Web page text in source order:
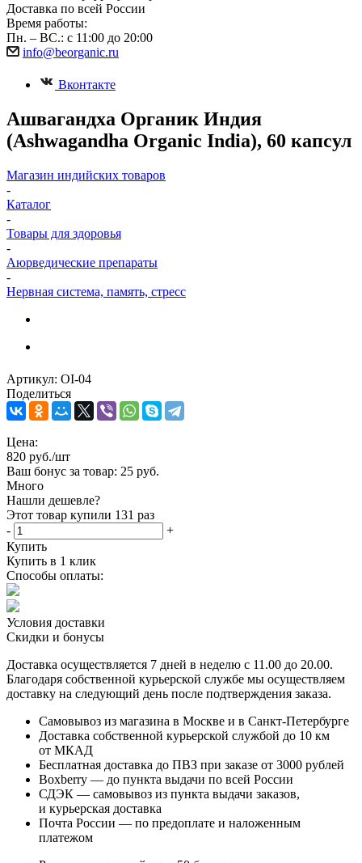
Доставка по всей России
Время работы:
Пн. – ВС.: с 11:00 до 20:00
info@beorganic.ru
Вконтакте
Ашвагандха Органик Индия
(Ashwagandha Organic India), 60 капсул
Магазин индийских товаров
-
Каталог
-
Товары для здоровья
-
Аюрведические препараты
-
Нервная система, память, стресс
Артикул: OI-04
Поделиться
Цена:
820 руб./шт
Ваш бонус за товар: 25 руб.
Много
Нашли дешевле?
Этот товар купили 131 раз
-
+
Купить
Купить в 1 клик
Способы оплаты:
Условия доставки
Скидки и бонусы
Доставка осуществляется 7 дней в неделю с 11.00 до 20.00.
Благодаря собственной курьерской службе мы осуществляем
доставку на следующий день после подтверждения заказа.
Самовывоз из магазина в Москве и в Санкт-Петербурге
Доставка собственной курьерской службой до 10 км
от МКАД
Бесплатная доставка до ПВЗ при заказе от 3000 рублей
Boxberry — до пункта выдачи по всей России
СДЭК — самовывоз из пункта выдачи заказов,
и курьерская доставка
Почта России — по предоплате и наложенным
платежом